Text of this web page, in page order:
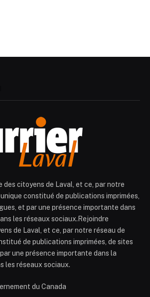
des citoyens de Laval, et ce, par notre
constitué de publications imprimées,
et par une présence importante dans
les réseaux sociaux.Rejoindre
de Laval, et ce, par notre réseau de
de publications imprimées, de sites
une présence importante dans la
les réseaux sociaux.
du Canada